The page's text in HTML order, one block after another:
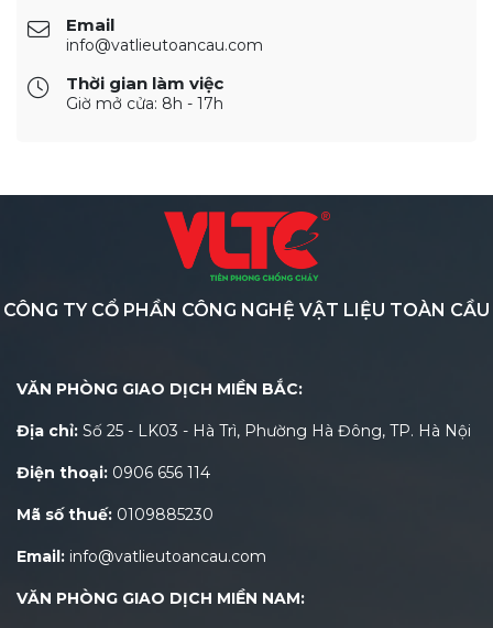
Email
info@vatlieutoancau.com
Thời gian làm việc
Giờ mở cửa: 8h - 17h
CÔNG TY CỔ PHẦN CÔNG NGHỆ VẬT LIỆU TOÀN CẦU
VĂN PHÒNG GIAO DỊCH MIỀN BẮC:
Địa chỉ: Số 25 - LK03 - Hà Trì, Phường Hà Đông, TP. Hà Nội
Điện thoại: 0906 656 114
Mã số thuế: 0109885230
Email: info@vatlieutoancau.com
VĂN PHÒNG GIAO DỊCH MIỀN NAM: